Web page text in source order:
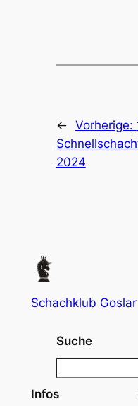
← Vorherige:
2024
Schachklub Goslar
Suche
a
Infos